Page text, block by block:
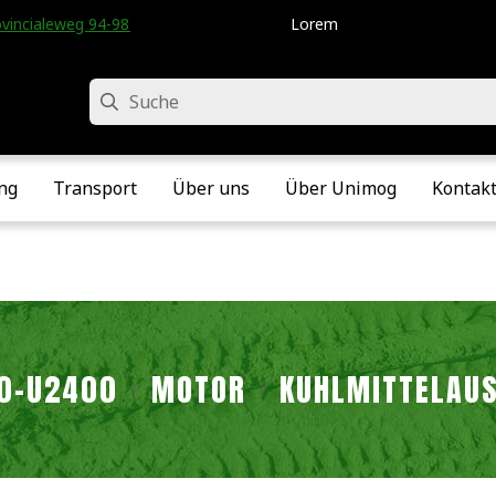
94-98 • Velddriel • Die Niederlande
Lorem
Suche
Transport Über uns Über Unimog Kontakt
U2400 MOTOR